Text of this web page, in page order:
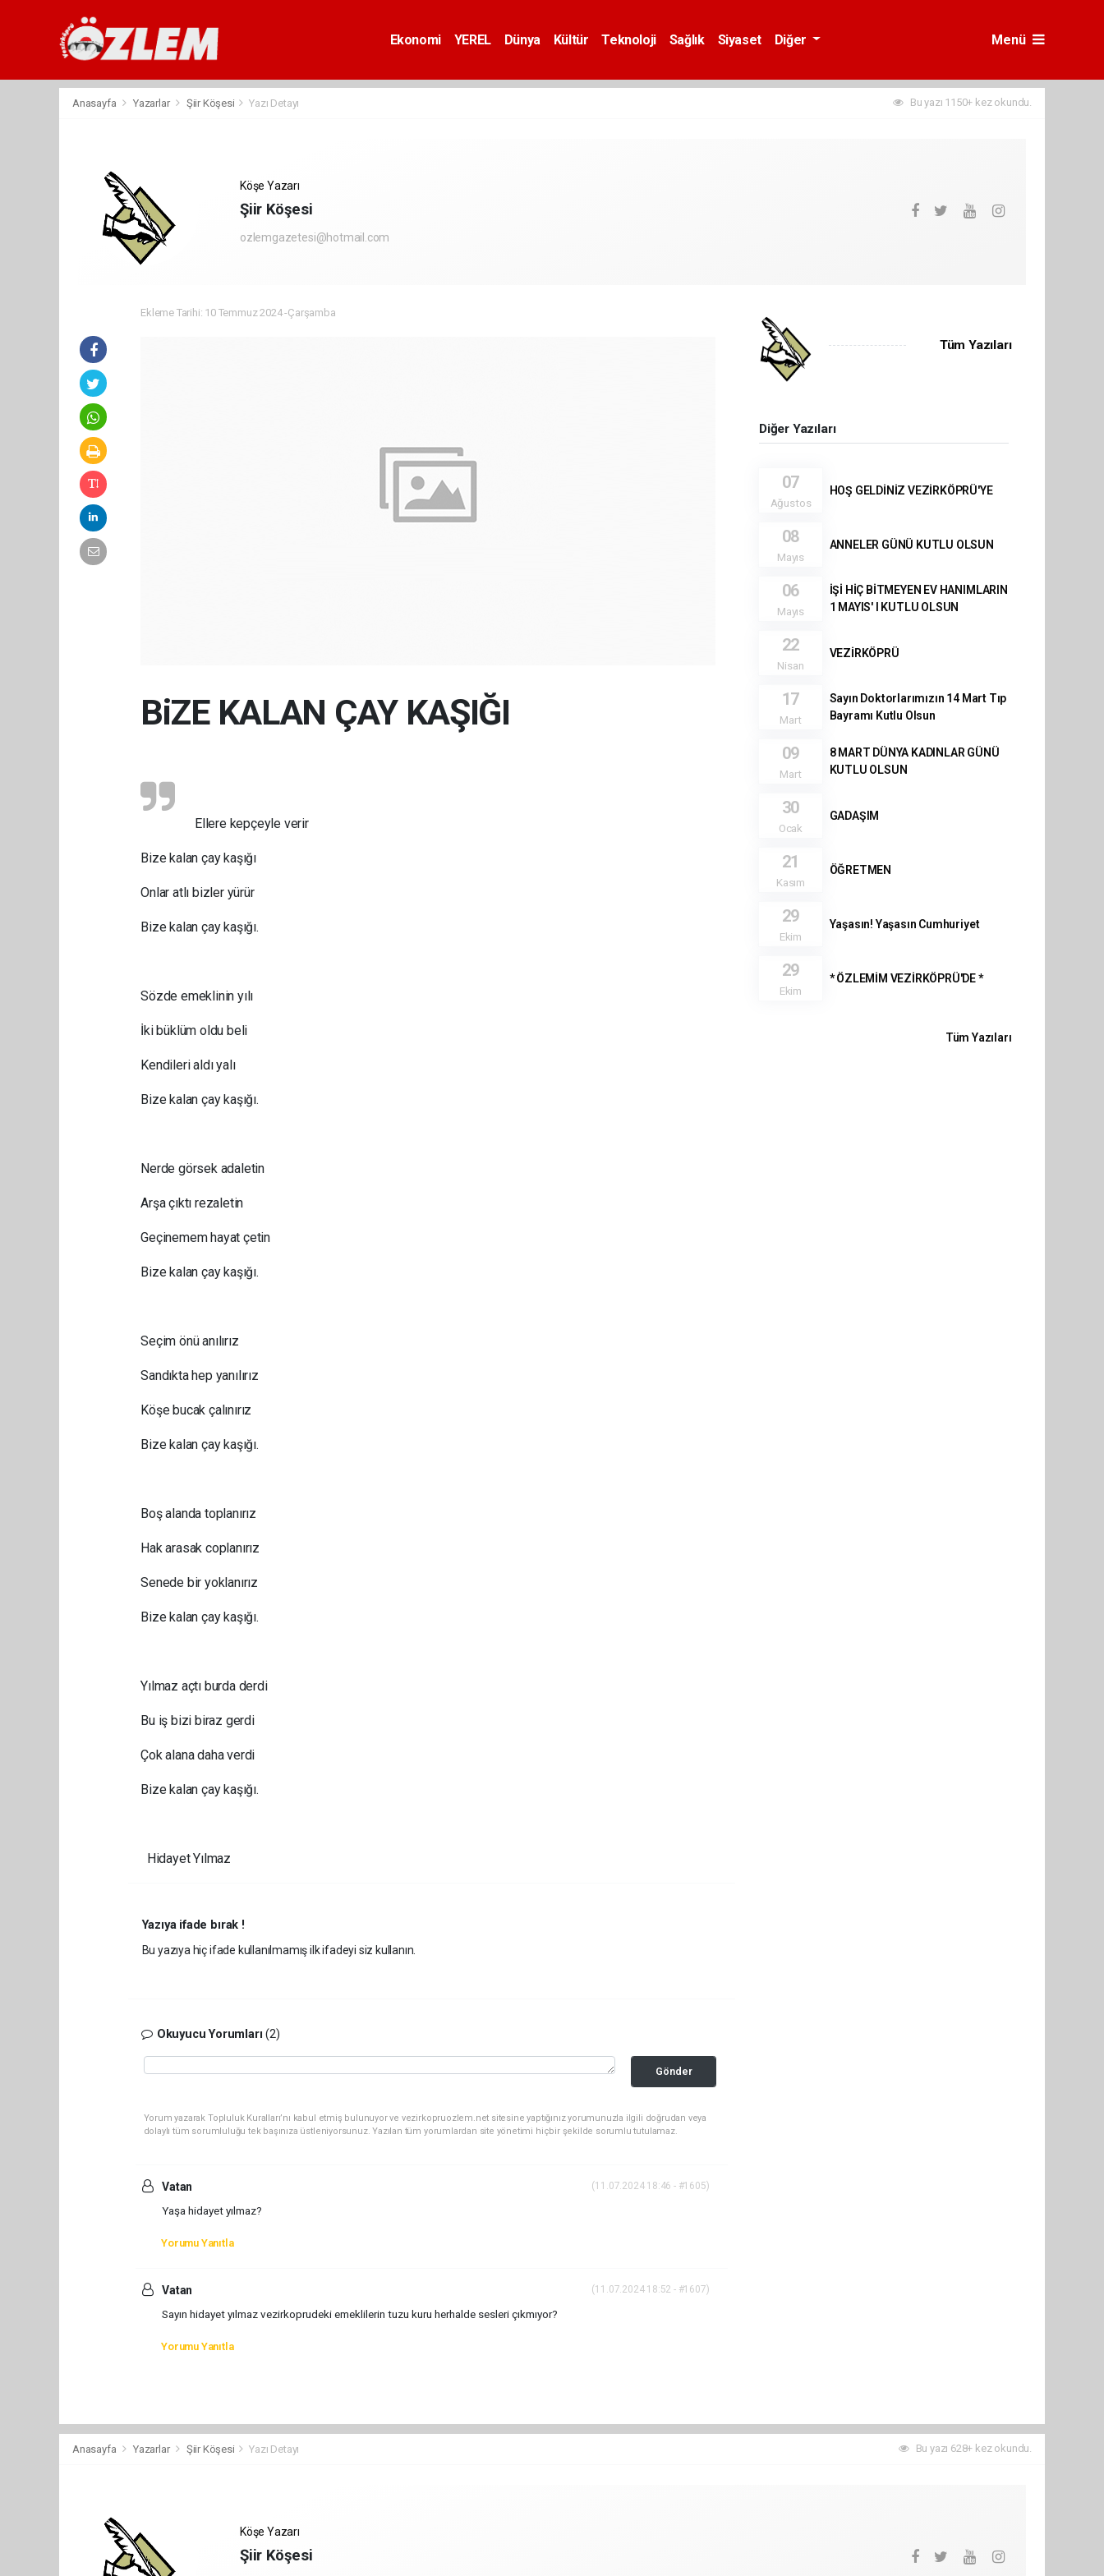
Ekonomi YEREL Dünya Kültür Teknoloji Sağlık Siyaset Diğer Menü
Anasayfa Yazarlar Şiir Köşesi Yazı Detayı Bu yazı 1150+ kez okundu.
Köşe Yazarı
Şiir Köşesi
ozlemgazetesi@hotmail.com
Ekleme Tarihi: 10 Temmuz 2024 -Çarşamba
BiZE KALAN ÇAY KAŞIĞI
Ellere kepçeyle verir
Bize kalan çay kaşığı
Onlar atlı bizler yürür
Bize kalan çay kaşığı.
Sözde emeklinin yılı
İki büklüm oldu beli
Kendileri aldı yalı
Bize kalan çay kaşığı.
Nerde görsek adaletin
Arşa çıktı rezaletin
Geçinemem hayat çetin
Bize kalan çay kaşığı.
Seçim önü anılırız
Sandıkta hep yanılırız
Köşe bucak çalınırız
Bize kalan çay kaşığı.
Boş alanda toplanırız
Hak arasak coplanırız
Senede bir yoklanırız
Bize kalan çay kaşığı.
Yılmaz açtı burda derdi
Bu iş bizi biraz gerdi
Çok alana daha verdi
Bize kalan çay kaşığı.
Hidayet Yılmaz
Yazıya ifade bırak !
Bu yazıya hiç ifade kullanılmamış ilk ifadeyi siz kullanın.
Okuyucu Yorumları(2)
Gönder
Yorum yazarak Topluluk Kuralları’nı kabul etmiş bulunuyor ve vezirkopruozlem.net sitesine yaptığınız yorumunuzla ilgili doğrudan veya
dolaylı tüm sorumluluğu tek başınıza üstleniyorsunuz. Yazılan tüm yorumlardan site yönetimi hiçbir şekilde sorumlu tutulamaz.
Vatan (11.07.2024 18:46 - #1605)
Yaşa hidayet yılmaz?
Yorumu Yanıtla
Vatan (11.07.2024 18:52 - #1607)
Sayın hidayet yılmaz vezirkoprudeki emeklilerin tuzu kuru herhalde sesleri çıkmıyor?
Yorumu Yanıtla
Tüm Yazıları
Diğer Yazıları
07
Ağustos
HOŞ GELDİNİZ VEZİRKÖPRÜ'YE
08
Mayıs
ANNELER GÜNÜ KUTLU OLSUN
06
Mayıs
İŞİ HİÇ BİTMEYEN EV HANIMLARIN
1 MAYIS' I KUTLU OLSUN
22
Nisan
VEZİRKÖPRÜ
17
Mart
Sayın Doktorlarımızın 14 Mart Tıp
Bayramı Kutlu Olsun
09
Mart
8 MART DÜNYA KADINLAR GÜNÜ
KUTLU OLSUN
30
Ocak
GADAŞIM
21
Kasım
ÖĞRETMEN
29
Ekim
Yaşasın! Yaşasın Cumhuriyet
29
Ekim
* ÖZLEMİM VEZİRKÖPRÜ'DE *
Tüm Yazıları
Anasayfa Yazarlar Şiir Köşesi Yazı Detayı Bu yazı 628+ kez okundu.
Köşe Yazarı
Şiir Köşesi